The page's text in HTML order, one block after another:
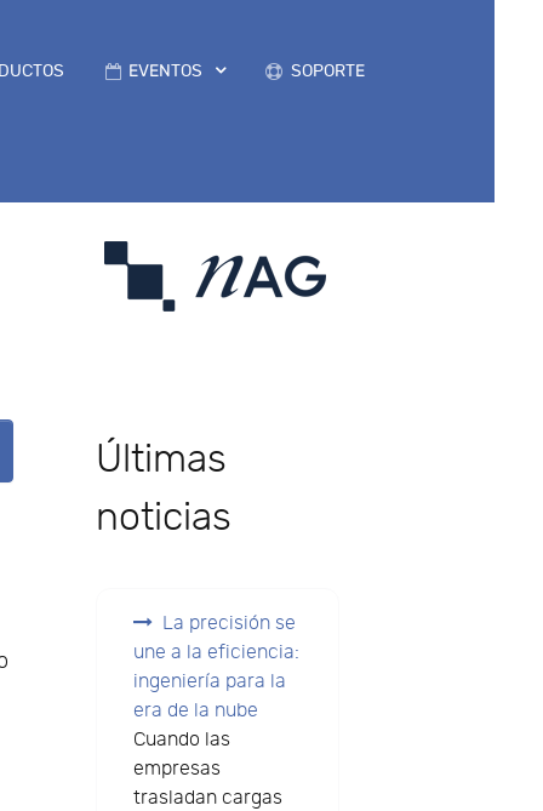
EVENTOS SOPORTE
Últimas
noticias
La precisión se
une a la eficiencia:
ingeniería para la
era de la nube
Cuando las
empresas
trasladan cargas